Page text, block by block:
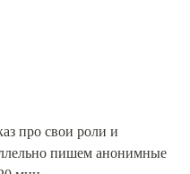
про свои роли и
пишем анонимные